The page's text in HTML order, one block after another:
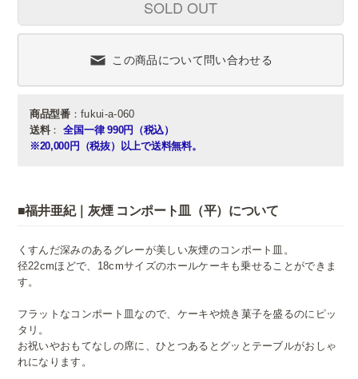
SOLD OUT
この商品について問い合わせる
商品型番：fukui-a-060
送料： 全国一律 990円（税込）
※20,000円（税抜）以上で送料無料。
■福井亜紀｜灰煙 コンポート皿（平）について
くすんだ深みのあるグレーが美しい灰煙のコンポート皿。
径22cmほどで、18cmサイズのホールケーキも乗せることができま
す。
フラットなコンポート皿なので、ケーキや焼き菓子を盛るのにピッ
タリ。
お祝いやおもてなしの席に、ひとつあるとグッとテーブルがおしゃ
れになります。